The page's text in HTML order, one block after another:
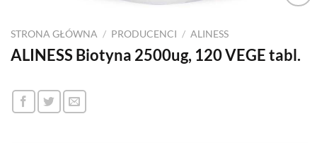
STRONA GŁÓWNA / PRODUCENCI / ALINESS
ALINESS Biotyna 2500ug, 120 VEGE tabl.